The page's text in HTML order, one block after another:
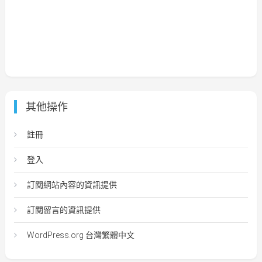
其他操作
註冊
登入
訂閱網站內容的資訊提供
訂閱留言的資訊提供
WordPress.org 台灣繁體中文